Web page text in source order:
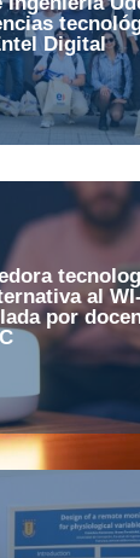
Digital
al
por